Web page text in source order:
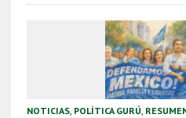
NOTICIAS, POLÍTICA GURÚ,